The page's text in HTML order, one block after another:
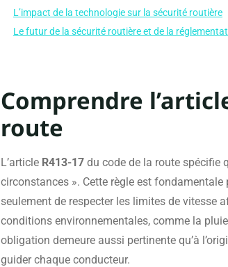
L’impact de la technologie sur la sécurité routière
Le futur de la sécurité routière et de la
Comprendre
route
L’article R413-17 du code de la route spécifie
circonstances ». Cette règle est
seulement de respecter les limites de vitesse
conditions environnementales, comme la
obligation demeure aussi pertinente qu’à
guider chaque conducteur.